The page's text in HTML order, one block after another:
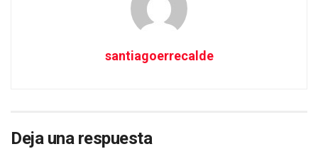
santiagoerrecalde
Deja una respuesta